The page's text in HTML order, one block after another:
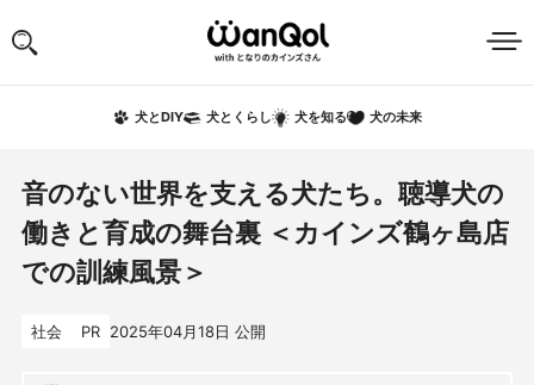
犬とDIY 犬とくらし 犬を知る 犬の未来
音のない世界を支える犬たち。聴導犬の
働きと育成の舞台裏 ＜カインズ鶴ヶ島店
での訓練風景＞
社会 PR 2025年04月18日 公開